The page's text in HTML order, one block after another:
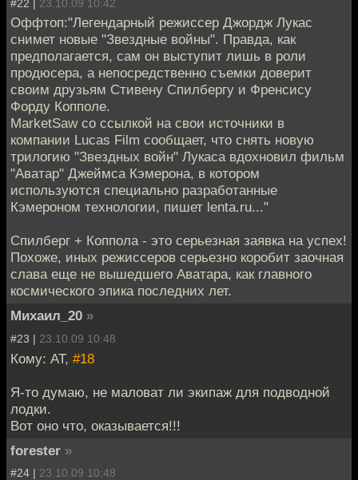
#22 | 23.10.09 10:42
Оффтоп:"Легендарный режиссер Джордж Лукас
снимет новые "Звездные войны". Правда, как
предполагается, сам он выступит лишь в роли
продюсера, а непосредственно съемки доверит
своим друзьям Стивену Спилбергу и Френсису
Форду Копполе.
MarketSaw со ссылкой на свои источники в
компании Lucas Film сообщает, что снять новую
трилогию "Звездных войн" Лукаса вдохновил фильм
"Аватар" Джеймса Кэмерона, в котором
используются специально разработанные
Кэмероном технологии, пишет lenta.ru..."
Спилберг + Коппола - это серьезная заявка на успех!
Похоже, иных режиссеров серьезно коробит заочная
слава еще не вышедшего Аватара, как главного
космического эпика последних лет.
Михаил_20 »
#23 | 23.10.09 10:48
Кому: AT, #18
Я-то думаю, не маловат ли экипаж для подводной
лодки.
Вот оно что, оказывается!!!
forester »
#24 | 23.10.09 10:48